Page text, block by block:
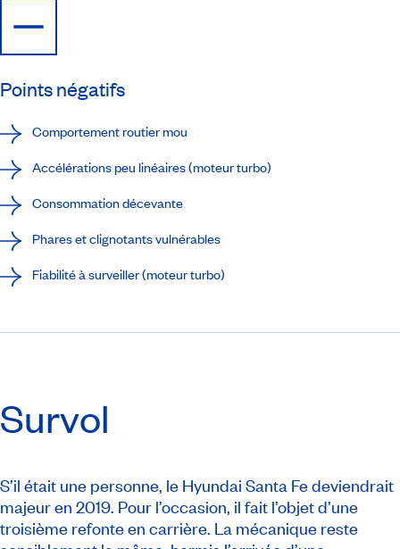
Points négatifs
Comportement routier mou
Accélérations peu linéaires (moteur turbo)
Consommation décevante
Phares et clignotants vulnérables
Fiabilité à surveiller (moteur turbo)
Survol
S’il était une personne, le Hyundai Santa Fe deviendrait
majeur en 2019. Pour l’occasion, il fait l’objet d’une
troisième refonte en carrière. La mécanique reste